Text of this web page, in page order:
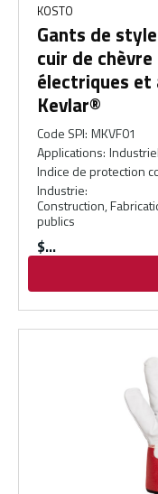
KOSTO
Gants de
cuir de
électriques et
Kevlar®
Code SPI: MKVF01
Applications:
Indice de protection
Industrie:
Construction,
publics
$